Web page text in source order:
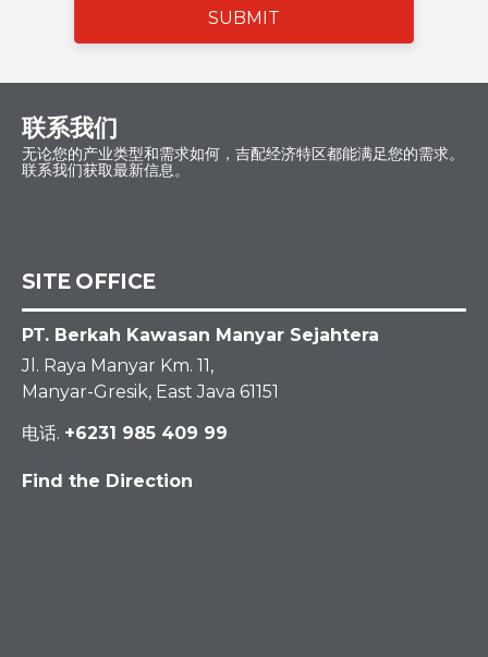
SUBMIT
联系我们
无论您的产业类型和需求如何，吉配经济特区都能满足您的需求。
联系我们获取最新信息。
SITE OFFICE
PT. Berkah Kawasan Manyar Sejahtera
Jl. Raya Manyar Km. 11,
Manyar-Gresik, East Java 61151
电话. +6231 985 409 99
Find the Direction